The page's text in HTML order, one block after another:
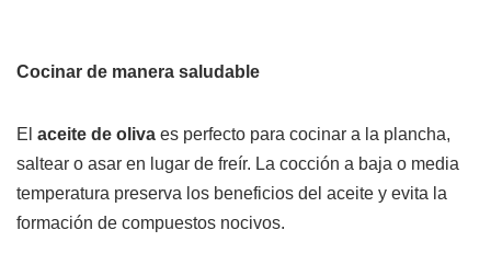
Cocinar de manera saludable
El aceite de oliva es perfecto para cocinar a la plancha,
saltear o asar en lugar de freír. La cocción a baja o media
temperatura preserva los beneficios del aceite y evita la
formación de compuestos nocivos.